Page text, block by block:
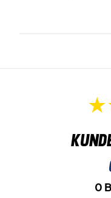
0